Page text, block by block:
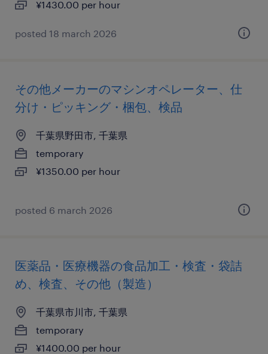
¥1430.00 per hour
posted 18 march 2026
その他メーカーのマシンオペレーター、仕
分け・ピッキング・梱包、検品
千葉県野田市, 千葉県
temporary
¥1350.00 per hour
posted 6 march 2026
医薬品・医療機器の食品加工・検査・袋詰
め、検査、その他（製造）
千葉県市川市, 千葉県
temporary
¥1400.00 per hour